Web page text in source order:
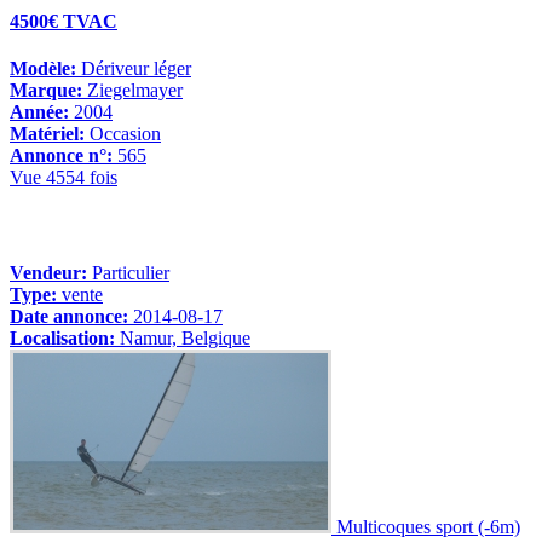
4500€ TVAC
Modèle: Dériveur léger
Marque: Ziegelmayer
Année: 2004
Matériel: Occasion
Annonce n°: 565
Vue 4554 fois
Vendeur: Particulier
Type: vente
Date annonce: 2014-08-17
Localisation: Namur, Belgique
Multicoques sport (-6m)